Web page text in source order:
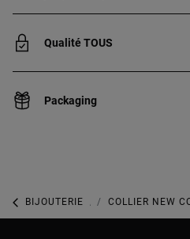
Qualité TOUS
Packaging
BIJOUTERIE BIJOUX AVEC
COLLIER NEW